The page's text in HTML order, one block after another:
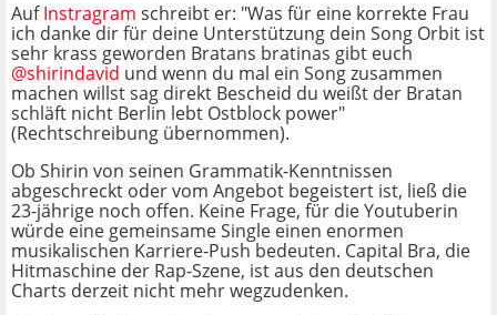
AufInstragram schreibt er: "Was für eine korrekte Frau
ich danke dir für deine Unterstützung dein Song Orbit ist
sehr krass geworden Bratans bratinas gibt euch
@shirindavid und wenn du mal ein Song zusammen
machen willst sag direkt Bescheid du weißt der Bratan
schläft nicht Berlin lebt Ostblock power"
(Rechtschreibung übernommen).
Ob Shirin von seinen Grammatik-Kenntnissen
abgeschreckt oder vom Angebot begeistert ist, ließ die
23-jährige noch offen. Keine Frage, für die Youtuberin
würde eine gemeinsame Single einen enormen
musikalischen Karriere-Push bedeuten. Capital Bra, die
Hitmaschine der Rap-Szene, ist aus den deutschen
Charts derzeit nicht mehr wegzudenken.